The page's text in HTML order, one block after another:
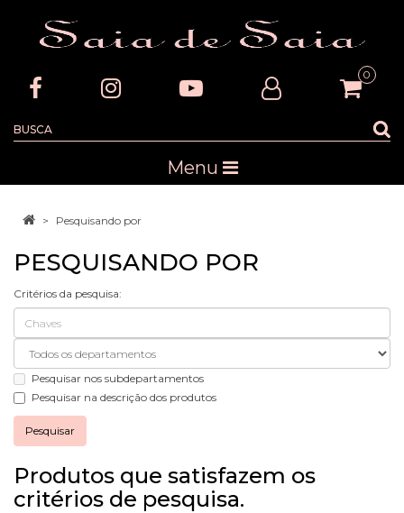
0
Menu
Pesquisando por
PESQUISANDO POR
Critérios da pesquisa:
Pesquisar nos subdepartamentos
Pesquisar na descrição dos produtos
Produtos que satisfazem os
critérios de pesquisa.